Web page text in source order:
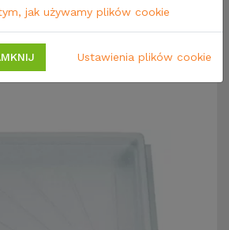
jak używamy plików cookie
Ustawienia plików cookie